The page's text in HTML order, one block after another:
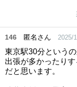
146 匿名さん 2025/
東京駅30分という
出張が多かったり
だと思います。